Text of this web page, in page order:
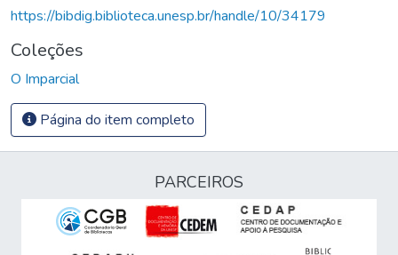
https://bibdig.biblioteca.unesp.br/handle/10/34179
Coleções
O Imparcial
Página do item completo
PARCEIROS